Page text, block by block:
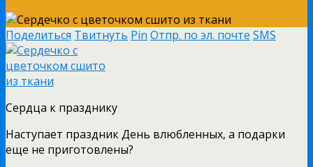
Поделиться Твитнуть Pin Отпр. по эл. почте SMS
Сердца к празднику
Наступает праздник День влюбленных, а подарки
еще не приготовлены?